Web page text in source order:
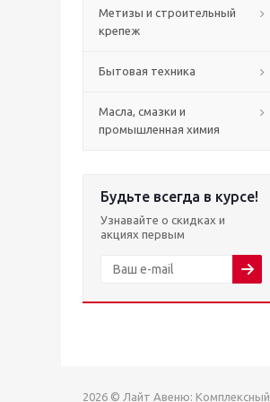
Метизы и строительный
крепеж
Бытовая техника
Масла, смазки и
промышленная химия
Будьте всегда в курсе!
Узнавайте о скидках и
акциях первым
2026 © Лайт Авеню: Комплексный